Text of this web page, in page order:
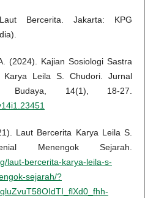
Bercerita. Jakarta: KPG
(2024). Kajian Sosiologi Sastra
Leila S. Chudori. Jurnal
Budaya, 14(1), 18-27.
Laut Bercerita Karya Leila S.
Menengok Sejarah.
laut-bercerita-karya-leila-s-
sejarah/?